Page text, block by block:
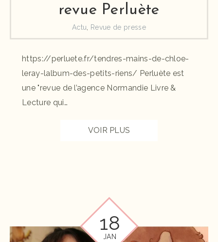
revue Perluète
Actu Revue de presse
https://perluete.fr/tendres-mains-de-chloe-
leray-lalbum-des-petits-riens/ Perluète est
une "revue de l’agence Normandie Livre &
Lecture qui…
VOIR PLUS
18
JAN